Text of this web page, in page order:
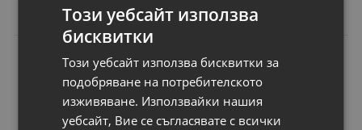
Подобни продукти
N
Консуматив HP
Color LaserJet
Toner Collection
Unit
Този уебсайт използва
бисквитки
Този уебсайт използва бисквитки за
подобряване на потребителското
изживяване. Използвайки нашия
уебсайт, Вие се съгласявате с всички